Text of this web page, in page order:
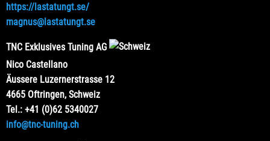
https://lastatungt.se/
magnus@lastatungt.se
TNC Exklusives Tuning AG
Nico Castellano
Äussere Luzernerstrasse 12
4665 Oftringen, Schweiz
Tel.: +41 (0)62 5340027
info@tnc-tuning.ch